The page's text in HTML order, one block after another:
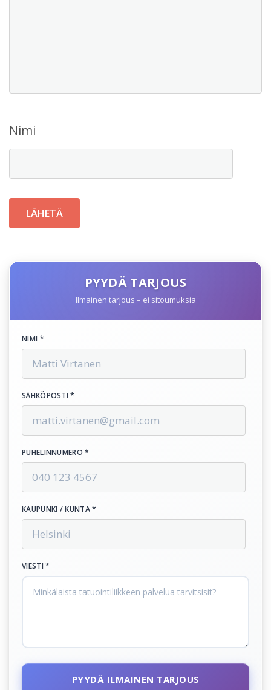
Nimi
PYYDÄ TARJOUS
Ilmainen tarjous – ei sitoumuksia
NIMI *
SÄHKÖPOSTI *
PUHELINNUMERO *
KAUPUNKI / KUNTA *
VIESTI *
PYYDÄ ILMAINEN TARJOUS